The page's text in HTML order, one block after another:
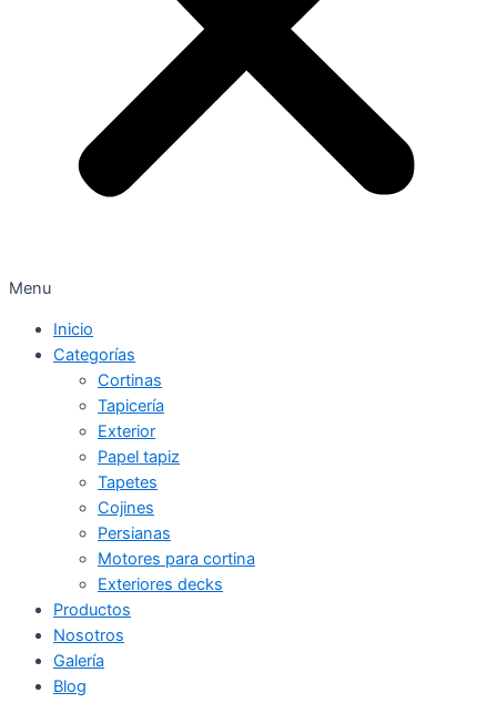
Menu
Inicio
Categorías
Cortinas
Tapicería
Exterior
Papel tapiz
Tapetes
Cojines
Persianas
Motores para cortina
Exteriores decks
Productos
Nosotros
Galería
Blog